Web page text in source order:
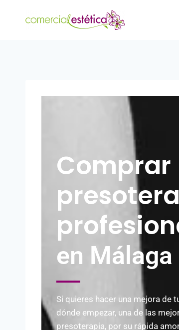
Comprar
en Málaga
Si quieres hacer una mejora de
dónde empezar, una de las
presoterapia, por su rápida